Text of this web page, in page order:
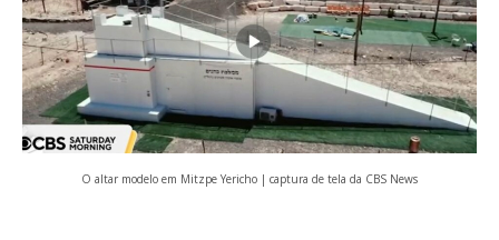
O altar modelo em Mitzpe Yericho | captura de tela da CBS News